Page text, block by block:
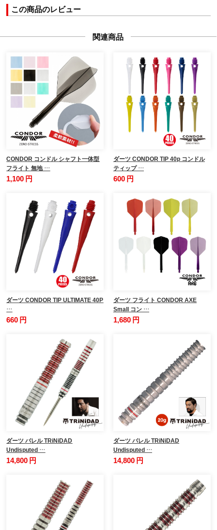
この商品のレビュー
関連商品
CONDOR コンドル シャフト一体型
フライト 無地 …
1,100 円
ダーツ CONDOR TIP 40p コンドル
ティップ …
600 円
ダーツ CONDOR TIP ULTIMATE 40P
…
660 円
ダーツ フライト CONDOR AXE
Small コン …
1,680 円
ダーツ バレル TRiNiDAD
Undisputed …
14,800 円
ダーツ バレル TRiNiDAD
Undisputed …
14,800 円